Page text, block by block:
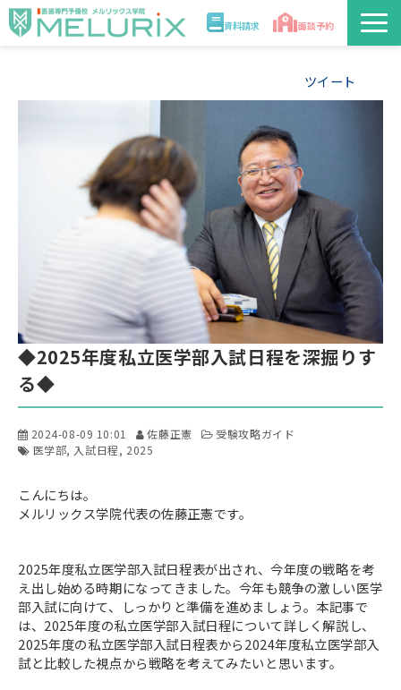
資料請求 面談予約
合格実績・合格体験記
医学部解答速報2026
ツイート
◆2025年度私立医学部入試日程を深掘りす
る◆
2024-08-09 10:01 佐藤正憲
受験攻略ガイド
医学部 入試日程 2025
こんにちは。
メルリックス学院代表の佐藤正憲です。
2025年度私立医学部入試日程表が出され、今年度の戦略を考
え出し始める時期になってきました。今年も競争の激しい医学
部入試に向けて、しっかりと準備を進めましょう。本記事で
は、2025年度の私立医学部入試日程について詳しく解説し、
2025年度の私立医学部入試日程表から2024年度私立医学部入
試と比較した視点から戦略を考えてみたいと思います。